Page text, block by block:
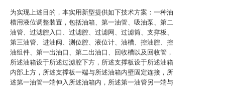
为实现上述目的，本实用新型提供如下技术方案：一种油
槽用液位调整装置，包括油箱、第一油管、吸油泵、第二
油管、过滤腔入口、过滤腔、过滤网、过滤筒、支撑板、
第三油管、进油阀、测位腔、液位计、油槽、控油腔、控
油组件、第一出油口、第二出油口、回收槽以及回收管，
所述油箱设于所述过滤腔下方，所述支撑板设于所述油箱
内部上方，所述支撑板一端与所述油箱内壁固定连接，所
述第一油管一端伸入所述油箱内，所述第一油管另一端与